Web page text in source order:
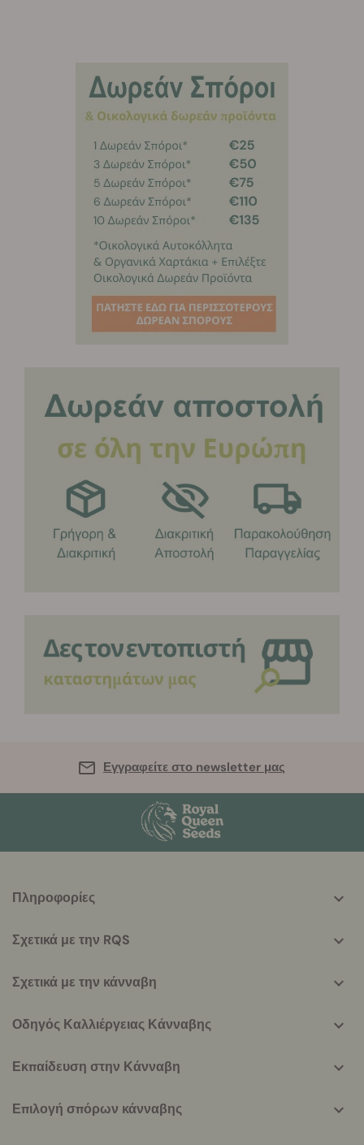
Εγγραφείτε στο newsletter μας
helpful
Πληροφορίες
Σχετικά με την RQS
Σχετικά με την κάνναβη
Οδηγός Καλλιέργειας Κάνναβης
Εκπαίδευση στην Κάνναβη
Επιλογή σπόρων κάνναβης